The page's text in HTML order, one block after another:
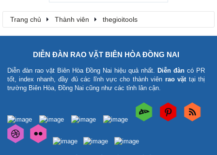
Trang chủ Thành viên thegioitools
DIỄN ĐÀN RAO VẶT BIÊN HÒA ĐỒNG NAI
Diễn đàn rao vặt Biên Hòa Đồng Nai hiệu quả nhất. Diễn đàn có PR
tốt, index nhanh, đầy đủ các lĩnh vực cho thành viên rao vặttại thị
trường Biên Hòa, Đồng Nai cũng như các tỉnh lân cận.